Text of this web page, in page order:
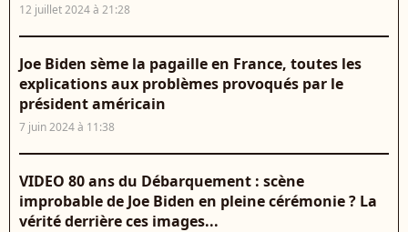
12 juillet 2024 à 21:28
Joe Biden sème la pagaille en France, toutes les
explications aux problèmes provoqués par le
président américain
7 juin 2024 à 11:38
VIDEO 80 ans du Débarquement : scène
improbable de Joe Biden en pleine cérémonie ? La
vérité derrière ces images...